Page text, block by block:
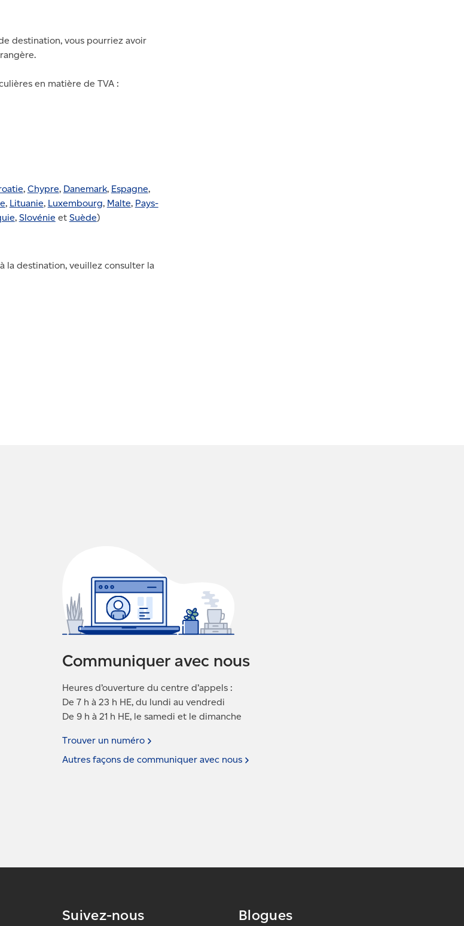
destination, vous pourriez avoir
en matière de TVA :
, Chypre, Danemark, Espagne,
, Lituanie, Luxembourg, Malte, Pays-
, Slovénie et Suède)
la destination, veuillez consulter la
Communiquer avec nous
Heures d’ouverture du centre d’appels :
De 7 h à 23 h HE, du lundi au vendredi
De 9 h à 21 h HE, le samedi et le dimanche
Trouver un numéro
Autres façons de communiquer avec nous
Suivez-nous Blogues